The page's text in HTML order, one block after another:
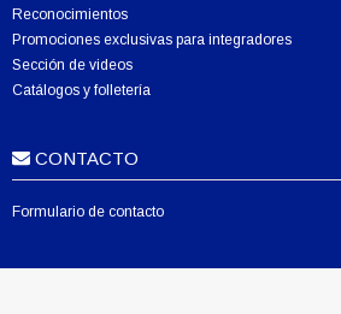
Reconocimientos
Promociones exclusivas para integradores
Sección de videos
Catálogos y folletería
CONTACTO
Formulario de contacto